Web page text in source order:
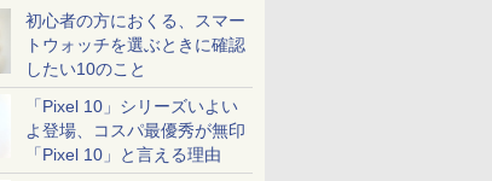
初心者の方におくる、スマー
トウォッチを選ぶときに確認
したい10のこと
「Pixel 10」シリーズいよい
よ登場、コスパ最優秀が無印
「Pixel 10」と言える理由